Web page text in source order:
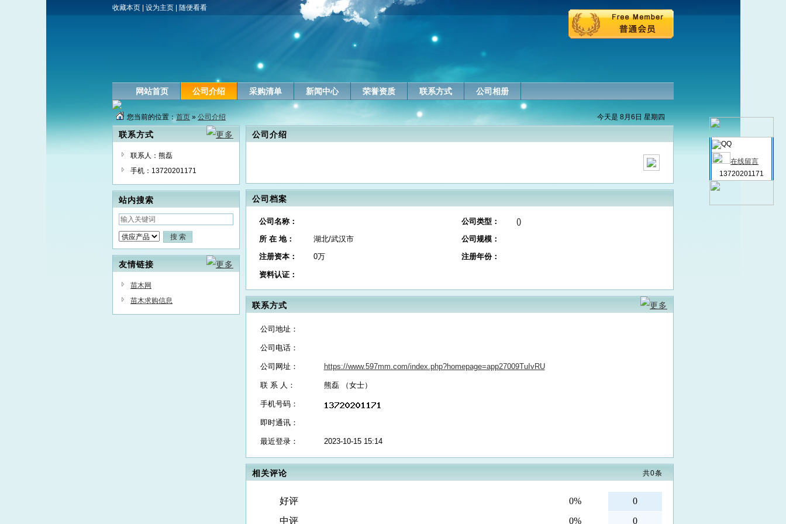
收藏本页 设为主页 随便看看
网站首页 公司介绍 采购清单 新闻中心 荣誉资质 联系方式 公司相册
今天是 8月6日 星期四
您当前的位置：首页 » 公司介绍
联系方式
联系人：熊磊
手机：13720201171
站内搜索
友情链接
苗木网
苗木求购信息
公司介绍
公司档案
公司名称： 公司类型：
()
所 在 地：
湖北/武汉市
公司规模：
注册资本：
0万 注册年份：
资料认证：
联系方式
公司地址：
公司电话：
公司网址： https://www.597mm.com/index.php?homepage=app27009TuIvRU
联 系 人： 熊磊 （女士）
手机号码：
即时通讯：
最近登录： 2023-10-15 15:14
共0条
相关评论
在线留言
13720201171